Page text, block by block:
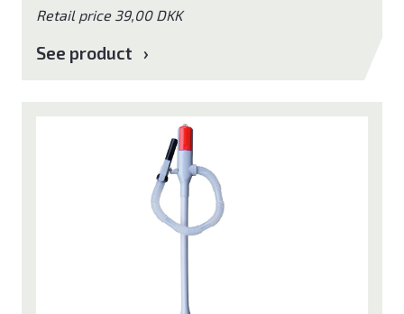
Retail price 39,00 DKK
See product